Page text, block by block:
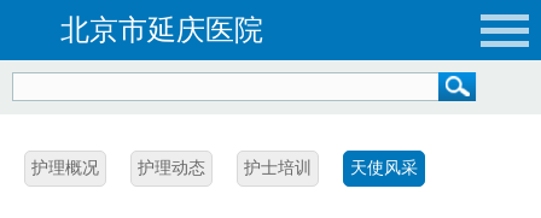
北京市延庆医院
护理概况 护理动态 护士培训 天使风采